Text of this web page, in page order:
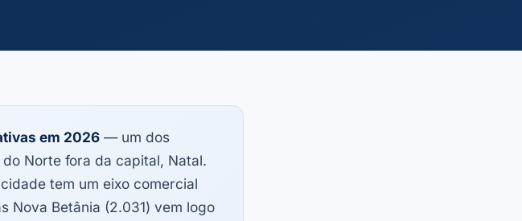
em 2026 — um dos
Norte fora da capital, Natal.
tem um eixo comercial
Nova Betânia (2.031) vem logo